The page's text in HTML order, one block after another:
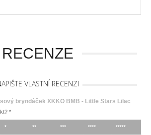
RECENZE
VLASTNÍ RECENZI
bryndáček XKKO BMB - Little Stars Lilac
*
* ** *** **** *****